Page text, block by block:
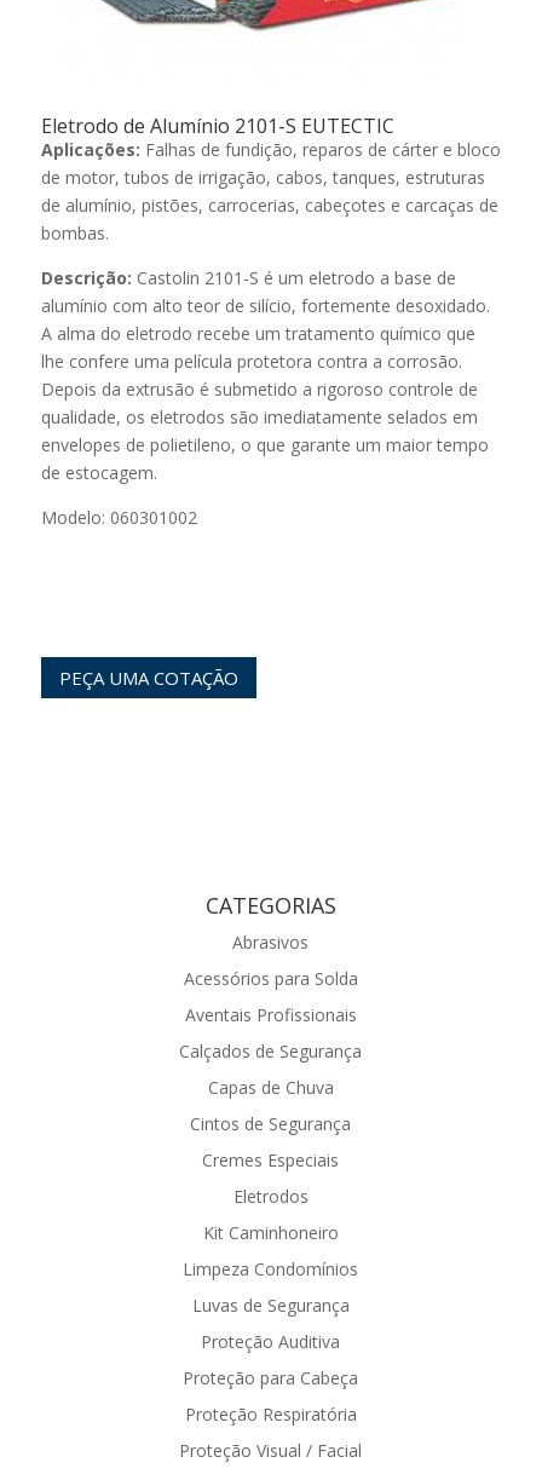
Eletrodo de Alumínio 2101-S EUTECTIC
Aplicações: Falhas de fundição, reparos de cárter e bloco
de motor, tubos de irrigação, cabos, tanques, estruturas
de alumínio, pistões, carrocerias, cabeçotes e carcaças de
bombas.
Descrição: Castolin 2101-S é um eletrodo a base de
alumínio com alto teor de silício, fortemente desoxidado.
A alma do eletrodo recebe um tratamento químico que
lhe confere uma película protetora contra a corrosão.
Depois da extrusão é submetido a rigoroso controle de
qualidade, os eletrodos são imediatamente selados em
envelopes de polietileno, o que garante um maior tempo
de estocagem.
Modelo: 060301002
PEÇA UMA COTAÇÃO
CATEGORIAS
Abrasivos
Acessórios para Solda
Aventais Profissionais
Calçados de Segurança
Capas de Chuva
Cintos de Segurança
Cremes Especiais
Eletrodos
Kit Caminhoneiro
Limpeza Condomínios
Luvas de Segurança
Proteção Auditiva
Proteção para Cabeça
Proteção Respiratória
Proteção Visual / Facial